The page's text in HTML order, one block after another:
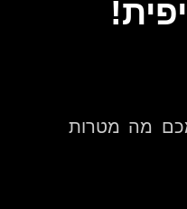
מה מטרות